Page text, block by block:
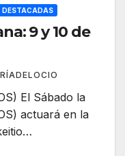
DESTACADAS
9 y 10 de
El Sábado la
actuará en la